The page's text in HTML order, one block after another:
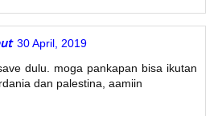
30 April, 2019
dulu. moga pankapan bisa ikutan
dan palestina, aamiin